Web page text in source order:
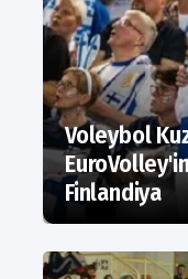
Voleybol
Finlandiya